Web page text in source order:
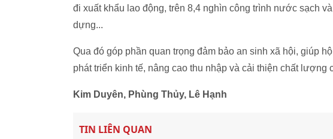
đi xuất khẩu lao động, trên 8,4 nghìn công trình nước sạch
dựng...
Qua đó góp phần quan trọng đảm bảo an sinh xã hội, giúp
phát triển kinh tế, nâng cao thu nhập và cải thiện chất lượng
Kim Duyên, Phùng Thủy, Lê Hạnh
TIN LIÊN QUAN